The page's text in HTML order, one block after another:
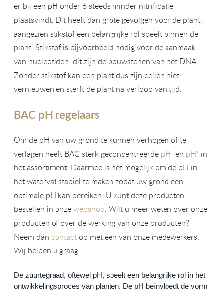
er bij een pH onder 6 steeds minder nitrificatie
plaatsvindt. Dit heeft dan grote gevolgen voor de plant,
aangezien stikstof een belangrijke rol speelt binnen de
plant. Stikstof is bijvoorbeeld nodig voor de aanmaak
van nucleotiden, dit zijn de bouwstenen van het DNA.
Zonder stikstof kan een plant dus zijn cellen niet
vernieuwen en sterft de plant na verloop van tijd.
BAC pH regelaars
Om de pH van uw grond te kunnen verhogen of te
verlagen heeft BAC sterk geconcentreerde pH⁻en pH⁺ in
het assortiment. Daarmee is het mogelijk om de pH in
het watervat stabiel te maken zodat uw grond een
optimale pH kan bereiken. U kunt deze producten
bestellen in onzewebshop. Wilt u meer weten over onze
producten of over de werking van onze producten?
Neem dan contact op met één van onze medewerkers.
Wij helpen u graag.
De zuurtegraad, oftewel pH, speelt een belangrijke rol in het
ontwikkelingsproces van planten. De pH beïnvloedt de vorm